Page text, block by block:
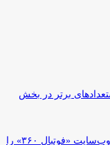
برتر در بخش
پزشکیان دستور پیگیری ماجرای مسدودی وب‌سایت «فوتبال ۳۶۰» را